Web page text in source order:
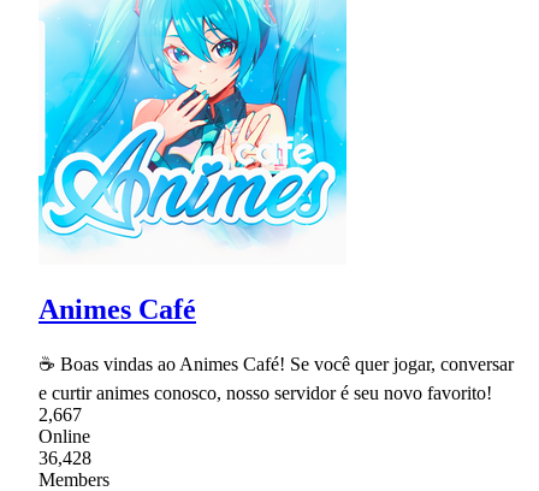
Animes Café
☕ Boas vindas ao Animes Café! Se você quer jogar, conversar
e curtir animes conosco, nosso servidor é seu novo favorito!
2,667
Online
36,428
Members